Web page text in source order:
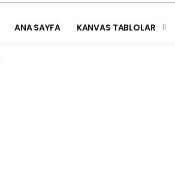
ANA SAYFA KANVAS TABLOLAR